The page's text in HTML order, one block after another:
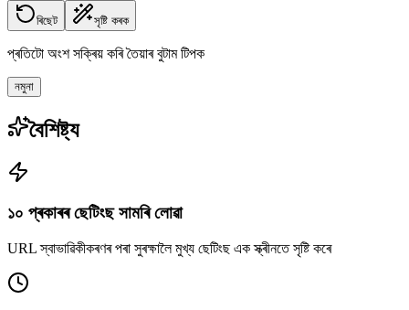
ৰিছেট সৃষ্টি কৰক
প্ৰতিটো অংশ সক্ৰিয় কৰি তৈয়াৰ বুটাম টিপক
নমুনা
বৈশিষ্ট্য
১০ প্ৰকাৰৰ ছেটিংছ সামৰি লোৱা
URL স্বাভাৱিকীকৰণৰ পৰা সুৰক্ষালৈ মুখ্য ছেটিংছ এক স্ক্ৰীনতে সৃষ্টি কৰে